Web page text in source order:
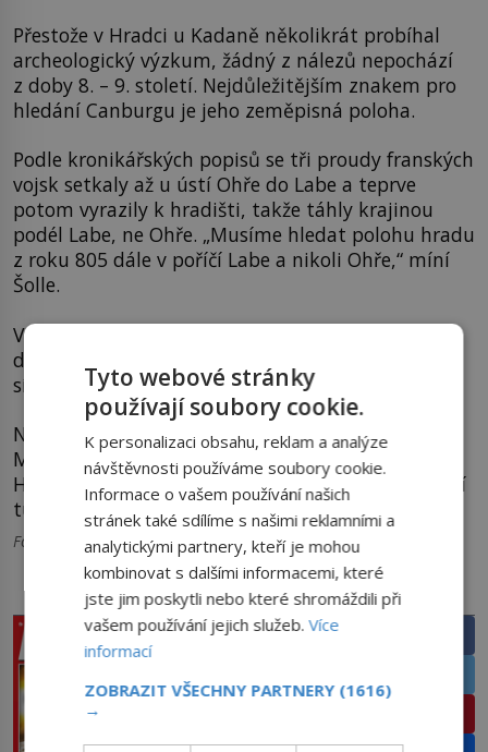
Přestože v Hradci u Kadaně několikrát probíhal
archeologický výzkum, žádný z nálezů nepochází
z doby 8. – 9. století. Nejdůležitějším znakem pro
hledání Canburgu je jeho zeměpisná poloha.
Podle kronikářských popisů se tři proudy franských
vojsk setkaly až u ústí Ohře do Labe a teprve
potom vyrazily k hradišti, takže táhly krajinou
podél Labe, ne Ohře. „Musíme hledat polohu hradu
z roku 805 dále v poříčí Labe a nikoli Ohře,“ míní
Šolle.
V Oškobrhu nejsou žádné stopy po osídlení z této
doby, v Libici sice ano, ale nepatří k opevněnému
sídlišti.
Nejpravděpodobnějším Canburgem je Hradsko u
Mšena. Výzkumy ve 20. století navíc potvrdily, že
Hradsko osidlovali lidé už od pravěku a v 9. století
tu stál dvorec.
Foto: wikipedia.org
PRÁVĚ V PRODEJI SDÍLEJTE ČLÁNEK
Facebook
Tyto webové stránky
používají soubory cookie.
K personalizaci obsahu, reklam a analýze
návštěvnosti používáme soubory cookie.
Informace o vašem používání našich
stránek také sdílíme s našimi reklamními a
analytickými partnery, kteří je mohou
kombinovat s dalšími informacemi, které
jste jim poskytli nebo které shromáždili při
vašem používání jejich služeb.Více
informací
ZOBRAZIT VŠECHNY PARTNERY (1616)
→